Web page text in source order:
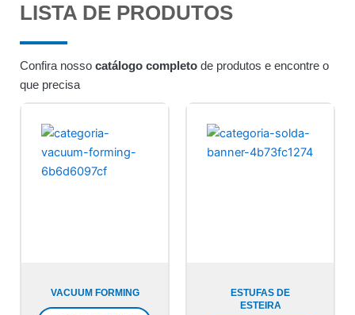
LISTA DE PRODUTOS
Confira nosso catálogo completo de produtos e encontre o
que precisa
VACUUM FORMING
ESTUFAS DE
ESTEIRA